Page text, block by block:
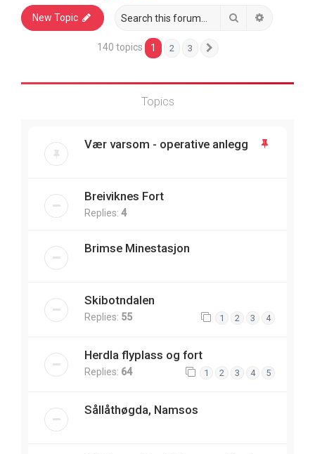
New Topic Search
140 topics 1 2 3
Topics
Vær varsom - operative anlegg
Breiviknes Fort
Replies: 4
Brimse Minestasjon
Skibotndalen
Replies: 55 1 2 3 4
Herdla flyplass og fort
Replies: 64 1 2 3 4 5
Sållåthøgda, Namsos